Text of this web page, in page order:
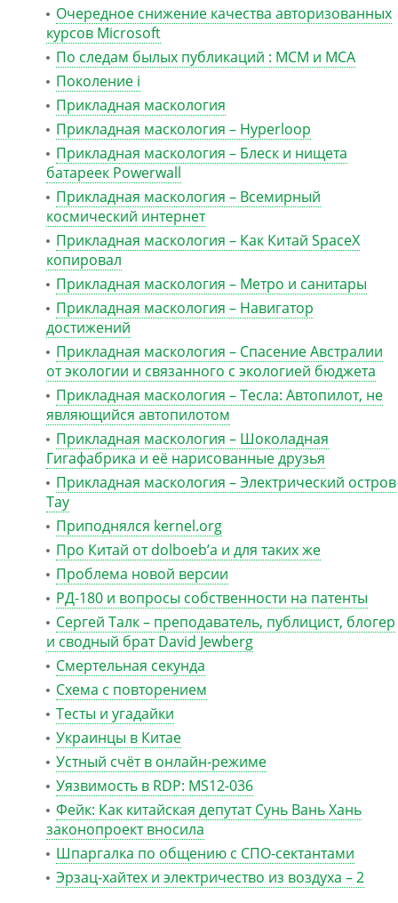
Очередное снижение качества авторизованных
курсов Microsoft
По следам былых публикаций : MCM и MCA
Поколение i
Прикладная маскология
Прикладная маскология – Hyperloop
Прикладная маскология – Блеск и нищета
батареек Powerwall
Прикладная маскология – Всемирный
космический интернет
Прикладная маскология – Как Китай SpaceX
копировал
Прикладная маскология – Метро и санитары
Прикладная маскология – Навигатор
достижений
Прикладная маскология – Спасение Австралии
от экологии и связанного с экологией бюджета
Прикладная маскология – Тесла: Автопилот, не
являющийся автопилотом
Прикладная маскология – Шоколадная
Гигафабрика и её нарисованные друзья
Прикладная маскология – Электрический остров
Тау
Приподнялся kernel.org
Про Китай от dolboeb’а и для таких же
Проблема новой версии
РД-180 и вопросы собственности на патенты
Сергей Талк – преподаватель, публицист, блогер
и сводный брат David Jewberg
Смертельная секунда
Схема с повторением
Тесты и угадайки
Украинцы в Китае
Устный счёт в онлайн-режиме
Уязвимость в RDP: MS12-036
Фейк: Как китайская депутат Сунь Вань Хань
законопроект вносила
Шпаргалка по общению с СПО-сектантами
Эрзац-хайтех и электричество из воздуха – 2